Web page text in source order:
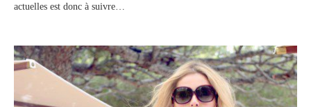
actuelles est donc à suivre…